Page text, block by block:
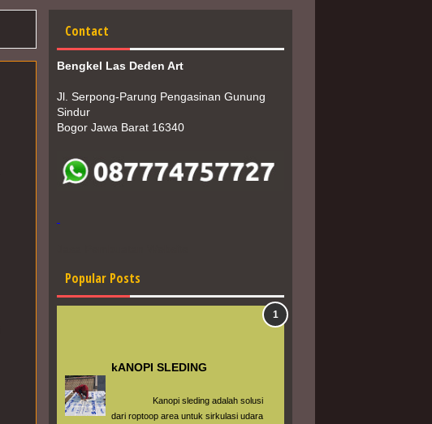
Contact
Bengkel Las Deden Art
Jl. Serpong-Parung Pengasinan Gunung
Sindur
Bogor Jawa Barat 16340
Popular Posts
kANOPI SLEDING
Kanopi sleding adalah solusi
dari roptoop area untuk sirkulasi udara